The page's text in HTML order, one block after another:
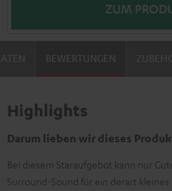
ZUM
BEWERTUNGEN
Highlights
Darum lieben wir dieses
Bei diesem Staraufgebot kann nur
Surround-Sound für ein derart kleines